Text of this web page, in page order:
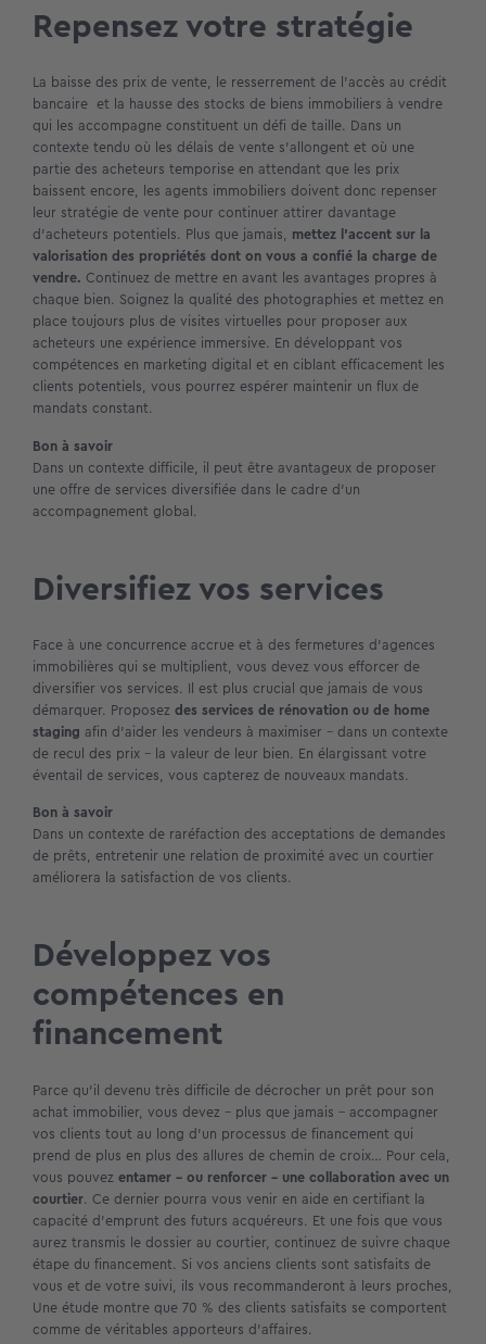
Repensez votre stratégie
La baisse des prix de vente, le resserrement de l’accès au crédit
bancaire et la hausse des stocks de biens immobiliers à vendre
qui les accompagne constituent un défi de taille. Dans un
contexte tendu où les délais de vente s’allongent et où une
partie des acheteurs temporise en attendant que les prix
baissent encore, les agents immobiliers doivent donc repenser
leur stratégie de vente pour continuer attirer davantage
d’acheteurs potentiels. Plus que jamais, mettez l’accent sur la
valorisation des propriétés dont on vous a confié la charge de
vendre. Continuez de mettre en avant les avantages propres à
chaque bien. Soignez la qualité des photographies et mettez en
place toujours plus de visites virtuelles pour proposer aux
acheteurs une expérience immersive. En développant vos
compétences en marketing digital et en ciblant efficacement les
clients potentiels, vous pourrez espérer maintenir un flux de
mandats constant.
Bon à savoir
Dans un contexte difficile, il peut être avantageux de proposer
une offre de services diversifiée dans le cadre d’un
accompagnement global.
Diversifiez vos services
Face à une concurrence accrue et à des fermetures d’agences
immobilières qui se multiplient, vous devez vous efforcer de
diversifier vos services. Il est plus crucial que jamais de vous
démarquer. Proposez des services de rénovation ou de home
staging afin d’aider les vendeurs à maximiser – dans un contexte
de recul des prix – la valeur de leur bien. En élargissant votre
éventail de services, vous capterez de nouveaux mandats.
Bon à savoir
Dans un contexte de raréfaction des acceptations de demandes
de prêts, entretenir une relation de proximité avec un courtier
améliorera la satisfaction de vos clients.
Développez vos
compétences en
financement
Parce qu’il devenu très difficile de décrocher un prêt pour son
achat immobilier, vous devez – plus que jamais – accompagner
vos clients tout au long d’un processus de financement qui
prend de plus en plus des allures de chemin de croix… Pour cela,
vous pouvez entamer – ou renforcer – une collaboration avec un
courtier. Ce dernier pourra vous venir en aide en certifiant la
capacité d’emprunt des futurs acquéreurs. Et une fois que vous
aurez transmis le dossier au courtier, continuez de suivre chaque
étape du financement. Si vos anciens clients sont satisfaits de
vous et de votre suivi, ils vous recommanderont à leurs proches,
Une étude montre que 70 % des clients satisfaits se comportent
comme de véritables apporteurs d’affaires.